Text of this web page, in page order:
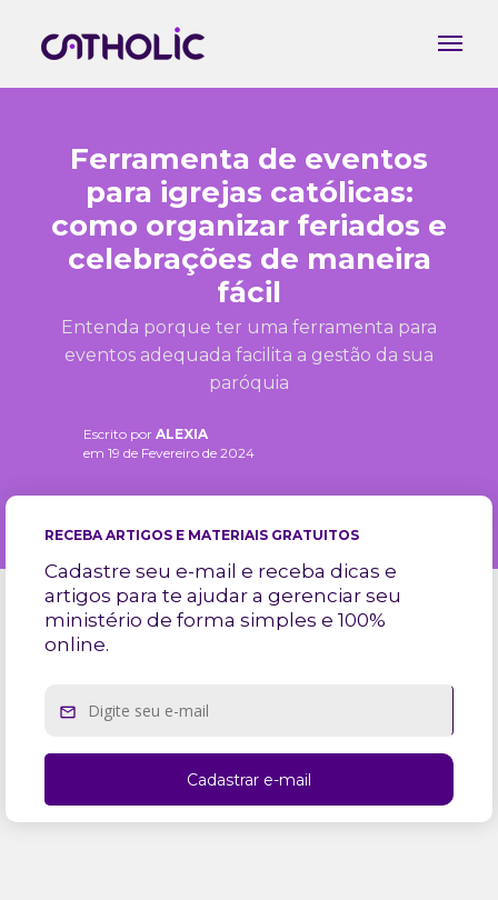
Ferramenta de eventos
para igrejas católicas:
como organizar feriados e
celebrações de maneira
fácil
Entenda porque ter uma ferramenta para
eventos adequada facilita a gestão da sua
paróquia
Escrito por ALEXIA
em 19 de Fevereiro de 2024
RECEBA ARTIGOS E MATERIAIS GRATUITOS
Cadastre seu e-mail e receba dicas e
artigos para te ajudar a gerenciar seu
ministério de forma simples e 100%
online.